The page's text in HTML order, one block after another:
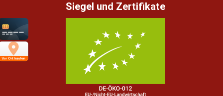
Siegel und Zertifikate